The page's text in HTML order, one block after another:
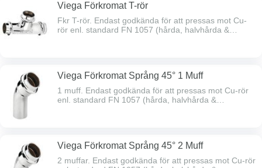
Viega Förkromat T-rör
Fkr T-rör. Endast godkända för att pressas mot Cu-
rör enl. standard FN 1057 (hårda, halvhårda &
Viega Förkromat Språng 45° 1 Muff
1 muff. Endast godkända för att pressas mot Cu-rör
enl. standard FN 1057 (hårda, halvhårda &
Viega Förkromat Språng 45° 2 Muff
2 muffar. Endast godkända för att pressas mot Cu-rör